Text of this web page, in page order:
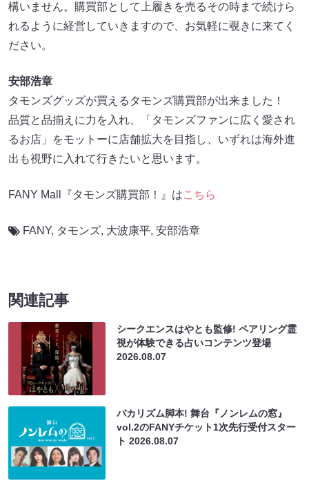
構いません。購買部として上履きを売るその時まで続けら
れるように経営していきますので、お気軽に覗きに来てく
ださい。
安部浩章
タモンズグッズが買えるタモンズ購買部が出来ました！
品質と品揃えに力を入れ、「タモンズファンに広く愛され
るお店」をモットーに店舗拡大を目指し、いずれは海外進
出も視野に入れて行きたいと思います。
FANY Mall『タモンズ購買部！』はこちら
FANY, タモンズ, 大波康平, 安部浩章
関連記事
シークエンスはやとも監修! ペアリング霊
視が体験できる占いコンテンツ登場
2026.08.07
バカリズム脚本! 舞台『ノンレムの窓』
vol.2のFANYチケット1次先行受付スター
ト2026.08.07